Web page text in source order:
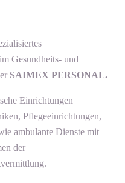
Gesundheits- und
SAIMEX PERSONAL.
Einrichtungen
Pflegeeinrichtungen,
ambulante Dienste mit
der